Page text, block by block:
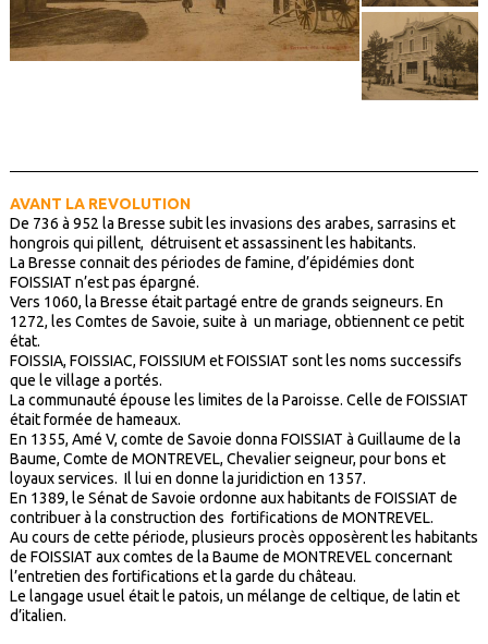
AVANT LA REVOLUTION
De 736 à 952 la Bresse subit les invasions des arabes, sarrasins et
hongrois qui pillent, détruisent et assassinent les habitants.
La Bresse connait des périodes de famine, d’épidémies dont
FOISSIAT n’est pas épargné.
Vers 1060, la Bresse était partagé entre de grands seigneurs. En
1272, les Comtes de Savoie, suite à un mariage, obtiennent ce petit
état.
FOISSIA, FOISSIAC, FOISSIUM et FOISSIAT sont les noms successifs
que le village a portés.
La communauté épouse les limites de la Paroisse. Celle de FOISSIAT
était formée de hameaux.
En 1355, Amé V, comte de Savoie donna FOISSIAT à Guillaume de la
Baume, Comte de MONTREVEL, Chevalier seigneur, pour bons et
loyaux services. Il lui en donne la juridiction en 1357.
En 1389, le Sénat de Savoie ordonne aux habitants de FOISSIAT de
contribuer à la construction des fortifications de MONTREVEL.
Au cours de cette période, plusieurs procès opposèrent les habitants
de FOISSIAT aux comtes de la Baume de MONTREVEL concernant
l’entretien des fortifications et la garde du château.
Le langage usuel était le patois, un mélange de celtique, de latin et
d’italien.